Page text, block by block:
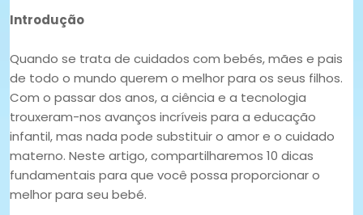
Introdução
Quando se trata de cuidados com bebés, mães e pais
de todo o mundo querem o melhor para os seus filhos.
Com o passar dos anos, a ciência e a tecnologia
trouxeram-nos avanços incríveis para a educação
infantil, mas nada pode substituir o amor e o cuidado
materno. Neste artigo, compartilharemos 10 dicas
fundamentais para que você possa proporcionar o
melhor para seu bebé.